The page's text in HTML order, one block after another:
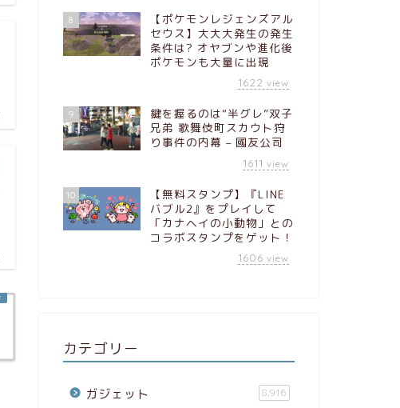
8
【ポケモンレジェンズアル
セウス】大大大発生の発生
条件は? オヤブンや進化後
ポケモンも大量に出現
1622 view
9
鍵を握るのは“半グレ”双子
兄弟 歌舞伎町スカウト狩
り事件の内幕 – 國友公司
1611 view
10
【無料スタンプ】『LINE
バブル2』をプレイして
「カナヘイの小動物」との
コラボスタンプをゲット！
1606 view
カテゴリー
ガジェット 8,916